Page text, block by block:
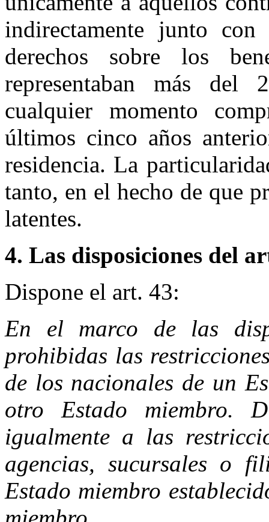
indirectamente junto
derechos sobre los
representaban más del
cualquier momento
últimos cinco años
residencia. La
tanto, en el hecho de que
latentes.
4. Las disposiciones del
Dispone el art. 43:
En el marco de las
prohibidas las
de los nacionales de un
otro Estado miembro.
igualmente a las
agencias, sucursales o
Estado miembro